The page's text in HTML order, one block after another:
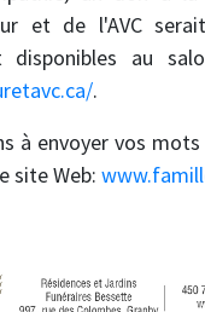
et de l'AVC
disponibles au
.
à envoyer vos
site Web: